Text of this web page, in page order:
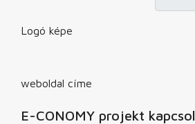
Logó képe
weboldal címe
E-CONOMY projekt